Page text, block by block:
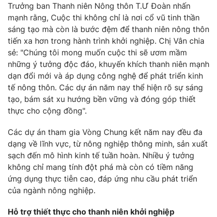
Video Shorts video
VTV Money VTV Thể thao
VTV Sức khoẻ Bất động sản
Thị trường 24h Tấm lòng Việt
VTV4 Vươn mình bằng AI
VTV9 VTV8
Liên hệ tòa soạn English
Trưởng ban Thanh niên Nông thôn T.Ư Đoàn nhấn
mạnh rằng, Cuộc thi không chỉ là nơi cổ vũ tinh thần
sáng tạo mà còn là bước đệm để thanh niên nông thôn
tiến xa hơn trong hành trình khởi nghiệp. Chị Vân chia
sẻ: "Chúng tôi mong muốn cuộc thi sẽ ươm mầm
những ý tưởng độc đáo, khuyến khích thanh niên mạnh
dạn đổi mới và áp dụng công nghệ để phát triển kinh
tế nông thôn. Các dự án năm nay thể hiện rõ sự sáng
tạo, bám sát xu hướng bền vững và đóng góp thiết
thực cho cộng đồng".
Các dự án tham gia Vòng Chung kết năm nay đều đa
dạng về lĩnh vực, từ nông nghiệp thông minh, sản xuất
sạch đến mô hình kinh tế tuần hoàn. Nhiều ý tưởng
không chỉ mang tính đột phá mà còn có tiềm năng
ứng dụng thực tiễn cao, đáp ứng nhu cầu phát triển
của ngành nông nghiệp.
Hỗ trợ thiết thực cho thanh niên khởi nghiệp